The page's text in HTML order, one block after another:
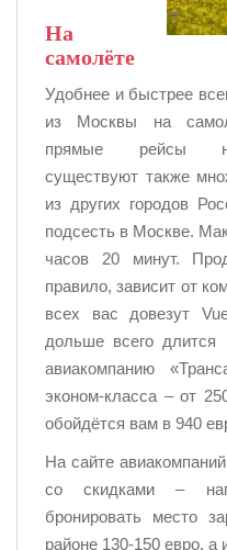
На
самолёте
Удобнее и быстрее
из Москвы на
прямые рейсы
существуют также
из других городов
подсесть в Москве.
часов 20 минут.
правило, зависит от
всех вас довезут
дольше всего длится
авиакомпанию
эконом-класса – от
обойдётся вам в 940
На сайте
со скидками –
бронировать место
районе 130-150 евро, а